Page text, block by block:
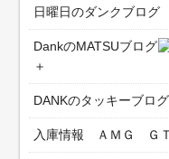
日曜日のダンクブ
DankのMATSUブログ
＋
DANKのタッキーブログ
入庫情報 ＡＭＧ Ｇ